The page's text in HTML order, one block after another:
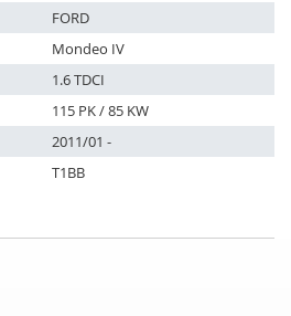
FORD
Mondeo IV
1.6 TDCI
115 PK / 85 KW
2011/01 -
T1BB